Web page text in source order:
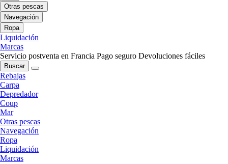
Otras pescas
Navegación
Ropa
Liquidación
Marcas
Servicio postventa en Francia Pago seguro Devoluciones fáciles
Buscar
Rebajas
Carpa
Depredador
Coup
Mar
Otras pescas
Navegación
Ropa
Liquidación
Marcas